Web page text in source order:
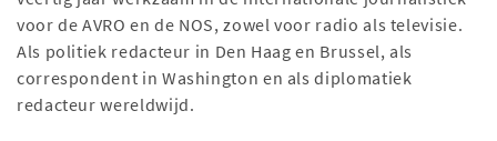
voor de AVRO en de NOS, zowel voor radio als televisie.
Als politiek redacteur in Den Haag en Brussel, als
correspondent in Washington en als diplomatiek
redacteur wereldwijd.